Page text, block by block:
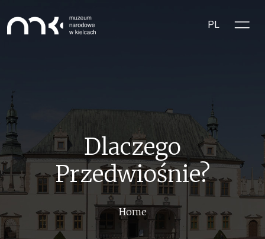
PL
Dlaczego
Przedwiośnie?
Breadcrumb
Home